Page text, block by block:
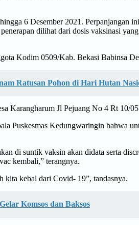
6 Desember 2021.
dilihat dari dosis vaksinasi
Kodim 0509/Kab. Bekasi Babinsa
Ratusan Pohon di Hari Hutan
Karangharum Jl Pejuang No 4 Rt 10/
Puskesmas Kedungwaringin bahwa
di suntik vaksin akan didata serta
kembali,” terangnya.
kita kebal dari Covid- 19”, tandasnya.
Komsos dan Baksos